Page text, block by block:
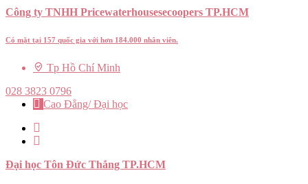
Công ty TNHH Pricewaterhousesecoopers TP.HCM
Có mặt tại 157 quốc gia với hơn 184.000 nhân viên.
Tp Hồ Chí Minh
028 3823 0796
Cao Đẳng/ Đại học
Đại học Tôn Đức Thắng TP.HCM